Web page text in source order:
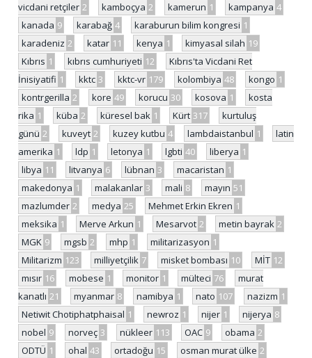
vicdani retçiler 2 kamboçya 2 kamerun 1 kampanya 4
kanada 9 karabağ 4 karaburun bilim kongresi 1
karadeniz 2 katar 11 kenya 1 kimyasal silah 19
Kıbrıs 1 kıbrıs cumhuriyeti 12
Kıbrıs'ta Vicdani Ret
İnisiyatifi 1 kktc 3 kktc-vr 179 kolombiya 48 kongo 1
kontrgerilla 2 kore 49 korucu 30 kosova 1
kosta
rika 1 küba 2 küresel bak 1 Kürt 317
kurtuluş
günü 2 kuveyt 2 kuzey kutbu 4 lambdaistanbul 1
latin
amerika 1 ldp 1 letonya 1 lgbti 40 liberya 1
libya 11 litvanya 6 lübnan 3 macaristan 1
makedonya 1 malakanlar 3 mali 8 mayın 51
mazlumder 2 medya 25 Mehmet Erkin Ekren 1
meksika 1 Merve Arkun 1 Mesarvot 2 metin bayrak 2
MGK 9 mgsb 2 mhp 1 militarizasyon 1
Militarizm 123 milliyetçilik 7 misket bombası 10 MİT 12
mısır 16 mobese 1 monitor 1 mülteci 76
murat
kanatlı 21 myanmar 8 namibya 1 nato 107 nazizm 1
Netiwit Chotiphatphaisal 1 newroz 1 nijer 1 nijerya 8
nobel 9 norveç 3 nükleer 113 OAC 9 obama 2
ODTÜ 1 ohal 43 ortadoğu 15 osman murat ülke 2